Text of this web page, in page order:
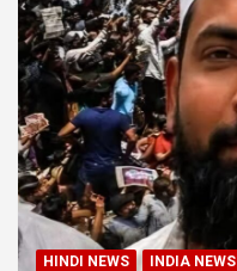
HINDI NEWS INDIA NEWS